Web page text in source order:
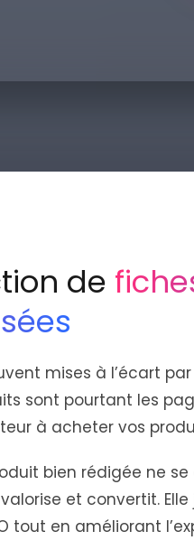
de
mises à l’écart
sont pourtant les
à acheter vos
bien rédigée ne
et convertit.
tout en améliorant